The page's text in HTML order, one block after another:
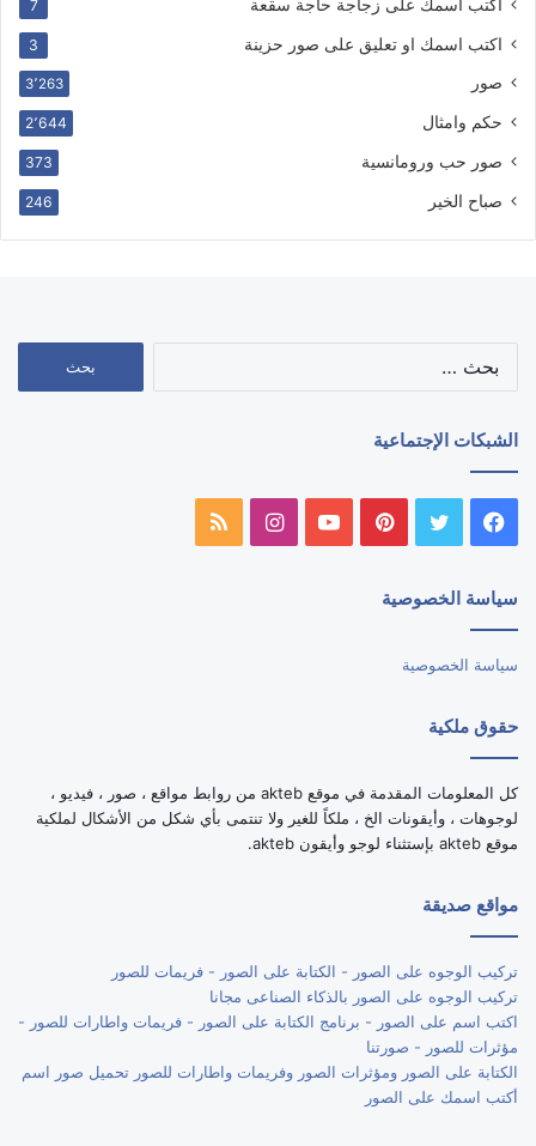
7
اكتب اسمك او تعليق على صور حزينة 3
صور 3٬263
حكم وامثال 2٬644
صور حب ورومانسية 373
صباح الخير 246
الشبكات الإجتماعية
فيسبوك تويتر بينتيريستيوتيوبانستقرامملخص
سياسة الخصوصية
سياسة الخصوصية
حقوق ملكية
كل المعلومات المقدمة في موقع akteb من روابط مواقع ، صور ، فيديو ،
لوجوهات ، وأيقونات الخ ، ملكاً للغير ولا تنتمى بأي شكل من الأشكال لملكية
موقع akteb بإستثناء لوجو وأيقون akteb.
مواقع صديقة
تركيب الوجوه على الصور - الكتابة على الصور - فريمات للصور
تركيب الوجوه على الصور بالذكاء الصناعى مجانا
اكتب اسم على الصور - برنامج الكتابة على الصور - فريمات واطارات للصور -
مؤثرات للصور - صورتنا
الكتابة على الصور ومؤثرات الصور وفريمات واطارات للصور تحميل صور اسم
أكتب اسمك على الصور